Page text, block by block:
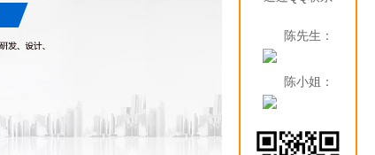
陈先生：
陈小姐：